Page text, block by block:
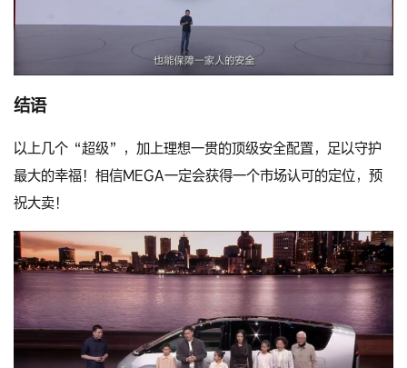
结语
以上几个“超级”，加上理想一贯的顶级安全配置，足以守护
最大的幸福！相信MEGA一定会获得一个市场认可的定位，预
祝大卖！